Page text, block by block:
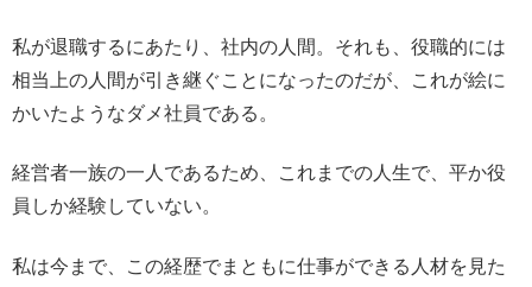
私が退職するにあたり、社内の人間。それも、役職的には
相当上の人間が引き継ぐことになったのだが、これが絵に
かいたようなダメ社員である。
経営者一族の一人であるため、これまでの人生で、平か役
員しか経験していない。
私は今まで、この経歴でまともに仕事ができる人材を見た